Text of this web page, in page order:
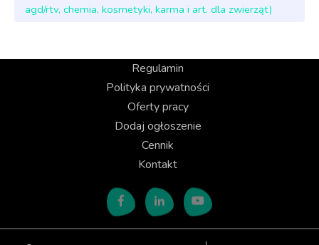
agd/rtv, chemia, kosmetyki, karma i art. dla zwierząt)
Regulamin
Polityka prywatności
Oferty pracy
Dodaj ogłoszenie
Cennik
Kontakt